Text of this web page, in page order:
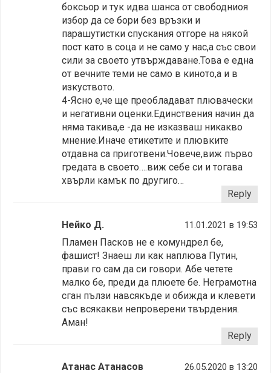
боксьор и тук идва шанса от свободниоя
избор да се бори без връзки и
парашутистки спускания отгоре на някой
пост като в соца и не само у нас,а със свои
сили за своето утвърждаване.Това е една
от вечните теми не само в киното,а и в
изкуството.
4-Ясно е,че ще преобладават плювачески
и негативни оценки.Единствения начин да
няма такива,е -да не изказваш никакво
мнение.Иначе етикетите и плювките
отдавна са приготвени.Човече,виж първо
гредата в своето….виж себе си и тогава
хвърли камък по другиго…
Reply
Нейко Д. 11.01.2021 в 19:53
Пламен Пасков не е комундрел бе,
фашист! Знаеш ли как наплюва Путин,
прави го сам да си говори. Абе четете
малко бе, преди да плюете бе. Неграмотна
сган пълзи навсякъде и обижда и клевети
със всякакви непроверени твърдения.
Аман!
Reply
Атанас Атанасов 26.05.2020 в 13:20